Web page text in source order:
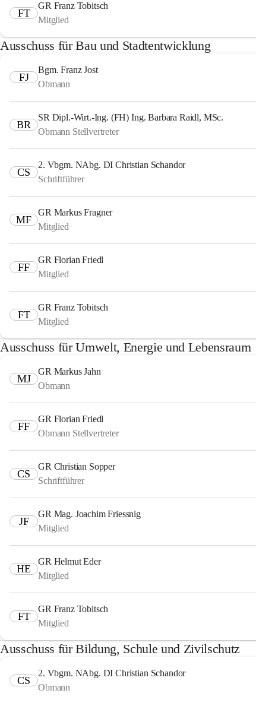
FT
GR Franz Tobitsch
Mitglied
Ausschuss für Bau und Stadtentwicklung
FJ
Bgm. Franz Jost
Obmann
BR
SR Dipl.-Wirt.-Ing. (FH) Ing. Barbara Raidl, MSc.
Obmann Stellvertreter
CS
2. Vbgm. NAbg. DI Christian Schandor
Schriftführer
MF
GR Markus Fragner
Mitglied
FF
GR Florian Friedl
Mitglied
FT
GR Franz Tobitsch
Mitglied
Ausschuss für Umwelt, Energie und Lebensraum
MJ
GR Markus Jahn
Obmann
FF
GR Florian Friedl
Obmann Stellvertreter
CS
GR Christian Sopper
Schriftführer
JF
GR Mag. Joachim Friessnig
Mitglied
HE
GR Helmut Eder
Mitglied
FT
GR Franz Tobitsch
Mitglied
Ausschuss für Bildung, Schule und Zivilschutz
CS
2. Vbgm. NAbg. DI Christian Schandor
Obmann